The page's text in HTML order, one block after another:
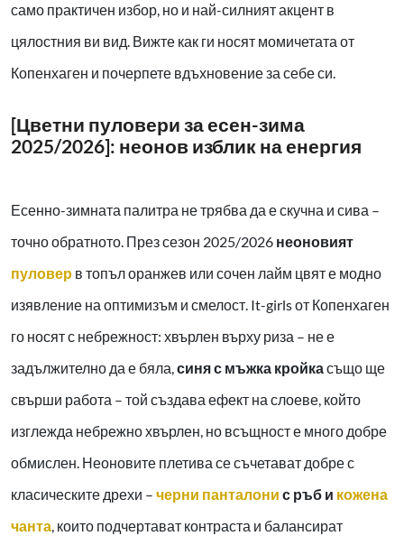
само практичен избор, но и най-силният акцент в
цялостния ви вид. Вижте как ги носят момичетата от
Копенхаген и почерпете вдъхновение за себе си.
[Цветни пуловери за есен-зима
2025/2026]: неонов изблик на енергия
Есенно-зимната палитра не трябва да е скучна и сива –
точно обратното. През сезон 2025/2026 неоновият
пуловер в топъл оранжев или сочен лайм цвят е модно
изявление на оптимизъм и смелост. It-girls от Копенхаген
го носят с небрежност: хвърлен върху риза – не е
задължително да е бяла,синя с мъжка кройкасъщо ще
свърши работа – той създава ефект на слоеве, който
изглежда небрежно хвърлен, но всъщност е много добре
обмислен. Неоновите плетива се съчетават добре с
класическите дрехи – черни панталони с ръб и кожена
чанта, които подчертават контраста и балансират